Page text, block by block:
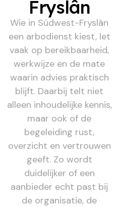
Fryslân
Wie in Súdwest-Fryslân
een arbodienst kiest, let
vaak op bereikbaarheid,
werkwijze en de mate
waarin advies praktisch
blijft. Daarbij telt niet
alleen inhoudelijke kennis,
maar ook of de
begeleiding rust,
overzicht en vertrouwen
geeft. Zo wordt
duidelijker of een
aanbieder echt past bij
de organisatie, de